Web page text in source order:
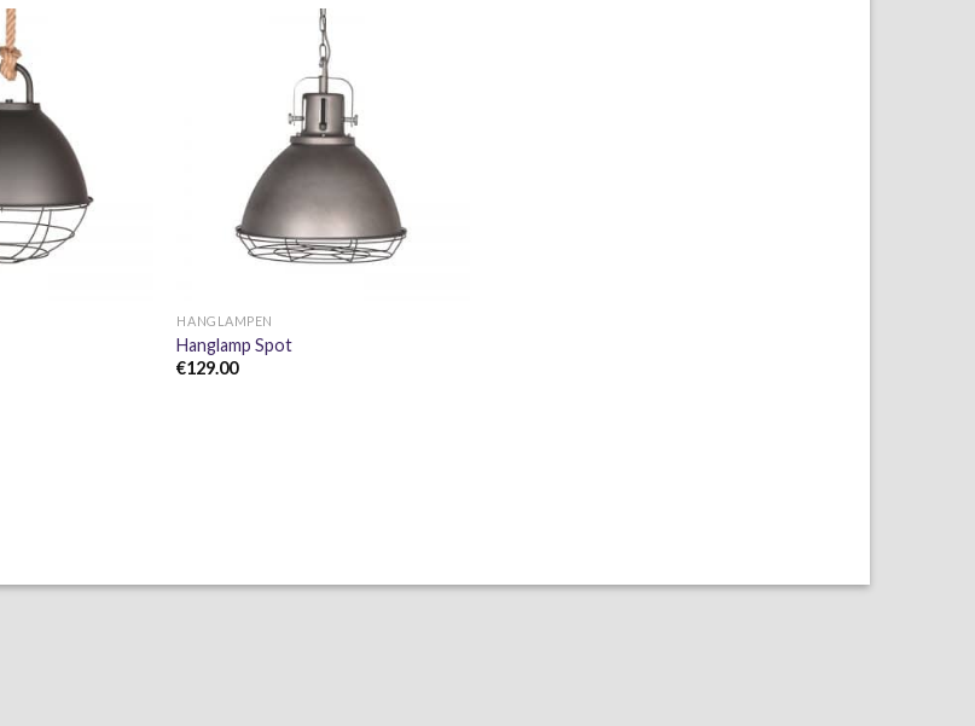
HANGLAMPEN
Hanglamp Spot
€129.00